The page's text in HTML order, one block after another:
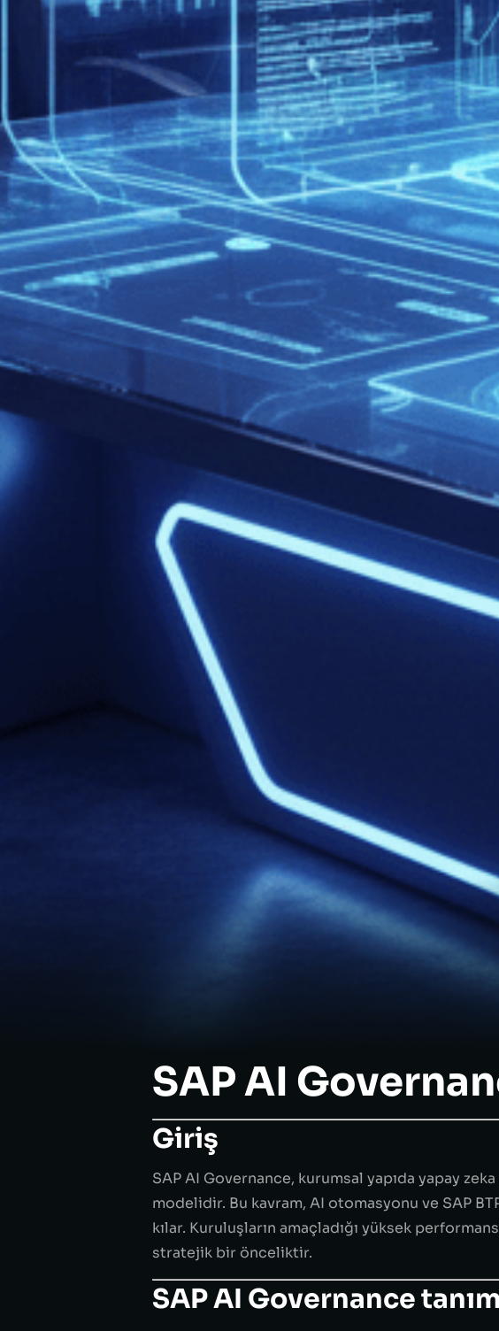
Giriş
SAP AI Governance, kurumsal yapıda yapay
modelidir. Bu kavram, AI otomasyonu ve SAP
kılar. Kuruluşların amaçladığı yüksek
stratejik bir önceliktir.
SAP AI Governance tanımı
SAP AI Governance, SAP ekosistemi üzerinde